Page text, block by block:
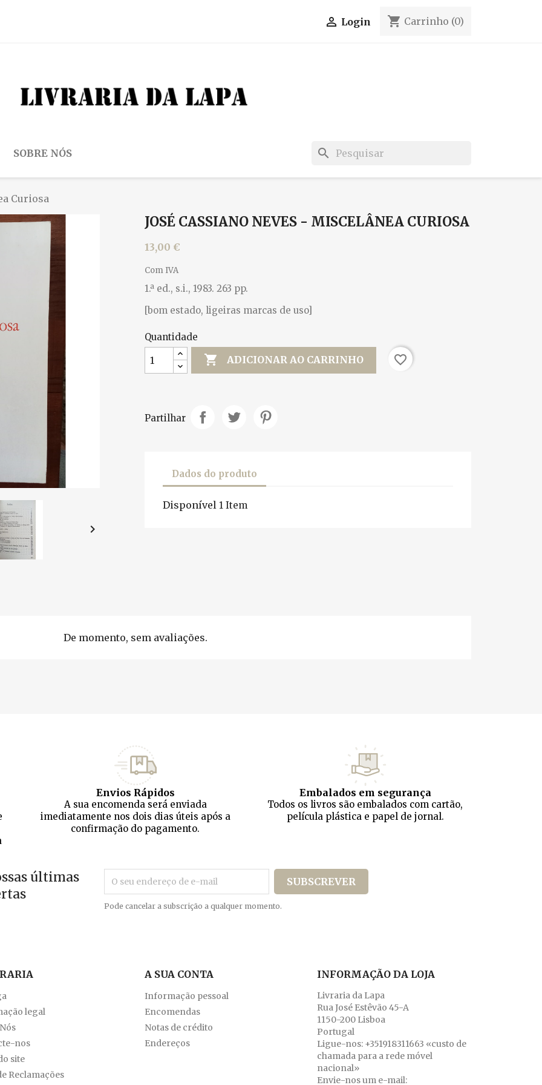
 Login shopping_cart Carrinho (0)
SOBRE NÓS search
Curiosa

JOSÉ CASSIANO NEVES - MISCELÂNEA CURIOSA
13,00 €
Com IVA
1.ª ed., s.i., 1983. 263 pp.
[bom estado, ligeiras marcas de uso]
Quantidade
 ADICIONAR AO CARRINHO favorite_border
Partilhar
Dados do produto
Disponível 1 Item
De momento, sem avaliações.
Envios Rápidos
A sua encomenda será enviada
imediatamente nos dois dias úteis após a
confirmação do pagamento.
Embalados em segurança
Todos os livros são embalados com cartão,
película plástica e papel de jornal.
últimas
Pode cancelar a subscrição a qualquer momento.
legal
nos
site
Reclamações
A SUA CONTA
Informação pessoal
Encomendas
Notas de crédito
Endereços
INFORMAÇÃO DA LOJA
Livraria da Lapa
Rua José Estêvão 45-A
1150-200 Lisboa
Portugal
Ligue-nos: +351918311663 «custo de
chamada para a rede móvel
nacional»
Envie-nos um e-mail: